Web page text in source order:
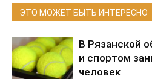
ЭТО МОЖЕТ БЫТЬ ИНТЕРЕСНО
В Рязанской
и спортом
человек